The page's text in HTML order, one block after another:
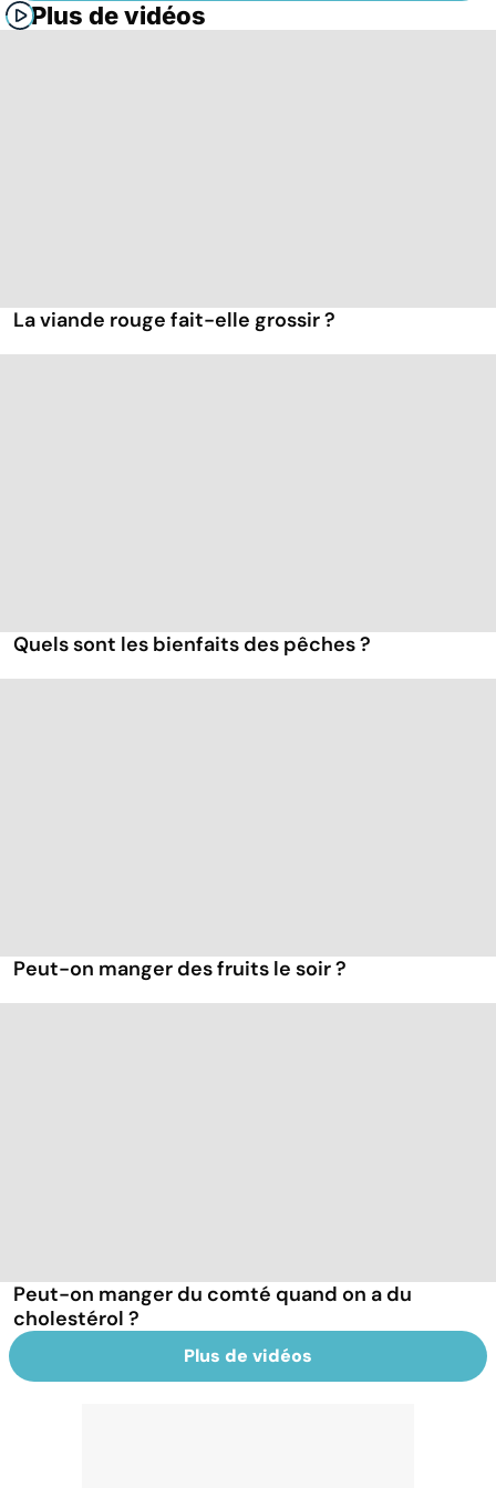
Plus de vidéos
La viande rouge fait-elle grossir ?
Quels sont les bienfaits des pêches ?
Peut-on manger des fruits le soir ?
Peut-on manger du comté quand on a du
cholestérol ?
Plus de vidéos